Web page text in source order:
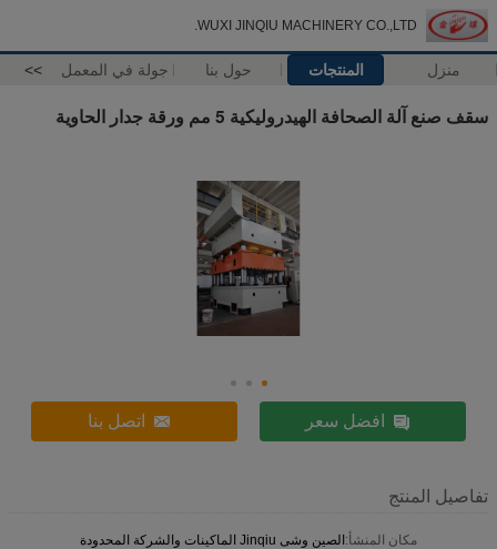
WUXI JINQIU MACHINERY CO.,LTD.
منزل المنتجات حول بنا جولة في المعمل >>
سقف صنع آلة الصحافة الهيدروليكية 5 مم ورقة جدار الحاوية
افضل سعر اتصل بنا
تفاصيل المنتج
مكان المنشأ:الصين وشى Jinqiu الماكينات والشركة المحدودة